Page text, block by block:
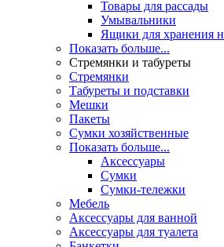
Товары для рассады
Умывальники
Ящики для хранения
Показать больше...
Стремянки и табуреты
Стремянки
Табуреты и подставки
Мешки
Пакеты
Сумки хозяйственные
Показать больше...
Аксессуары
Сумки
Сумки-тележки
Мебель
Аксессуары для ванной
Аксессуары для туалета